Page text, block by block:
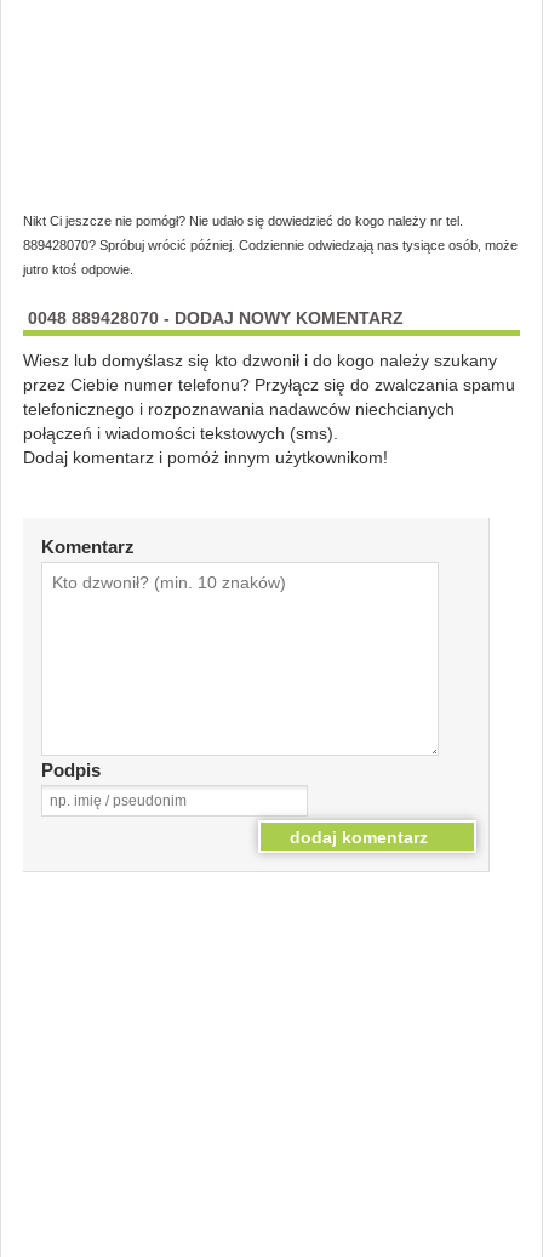
Nikt Ci jeszcze nie pomógł? Nie udało się dowiedzieć do kogo należy nr tel.
889428070? Spróbuj wrócić później. Codziennie odwiedzają nas tysiące osób, może
jutro ktoś odpowie.
0048 889428070 - DODAJ NOWY KOMENTARZ
Wiesz lub domyślasz się kto dzwonił i do kogo należy szukany
przez Ciebie numer telefonu? Przyłącz się do zwalczania spamu
telefonicznego i rozpoznawania nadawców niechcianych
połączeń i wiadomości tekstowych (sms).
Dodaj komentarz i pomóż innym użytkownikom!
Komentarz
Podpis